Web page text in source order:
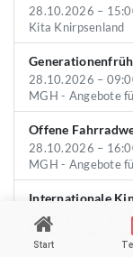
28.10.2026 –
Kita Knirpsenland
28.10.2026 –
MGH - Angebote
Offene
28.10.2026 –
MGH - Angebote
Internationale
28.10.2026 –
MGH - Kinder-
Start